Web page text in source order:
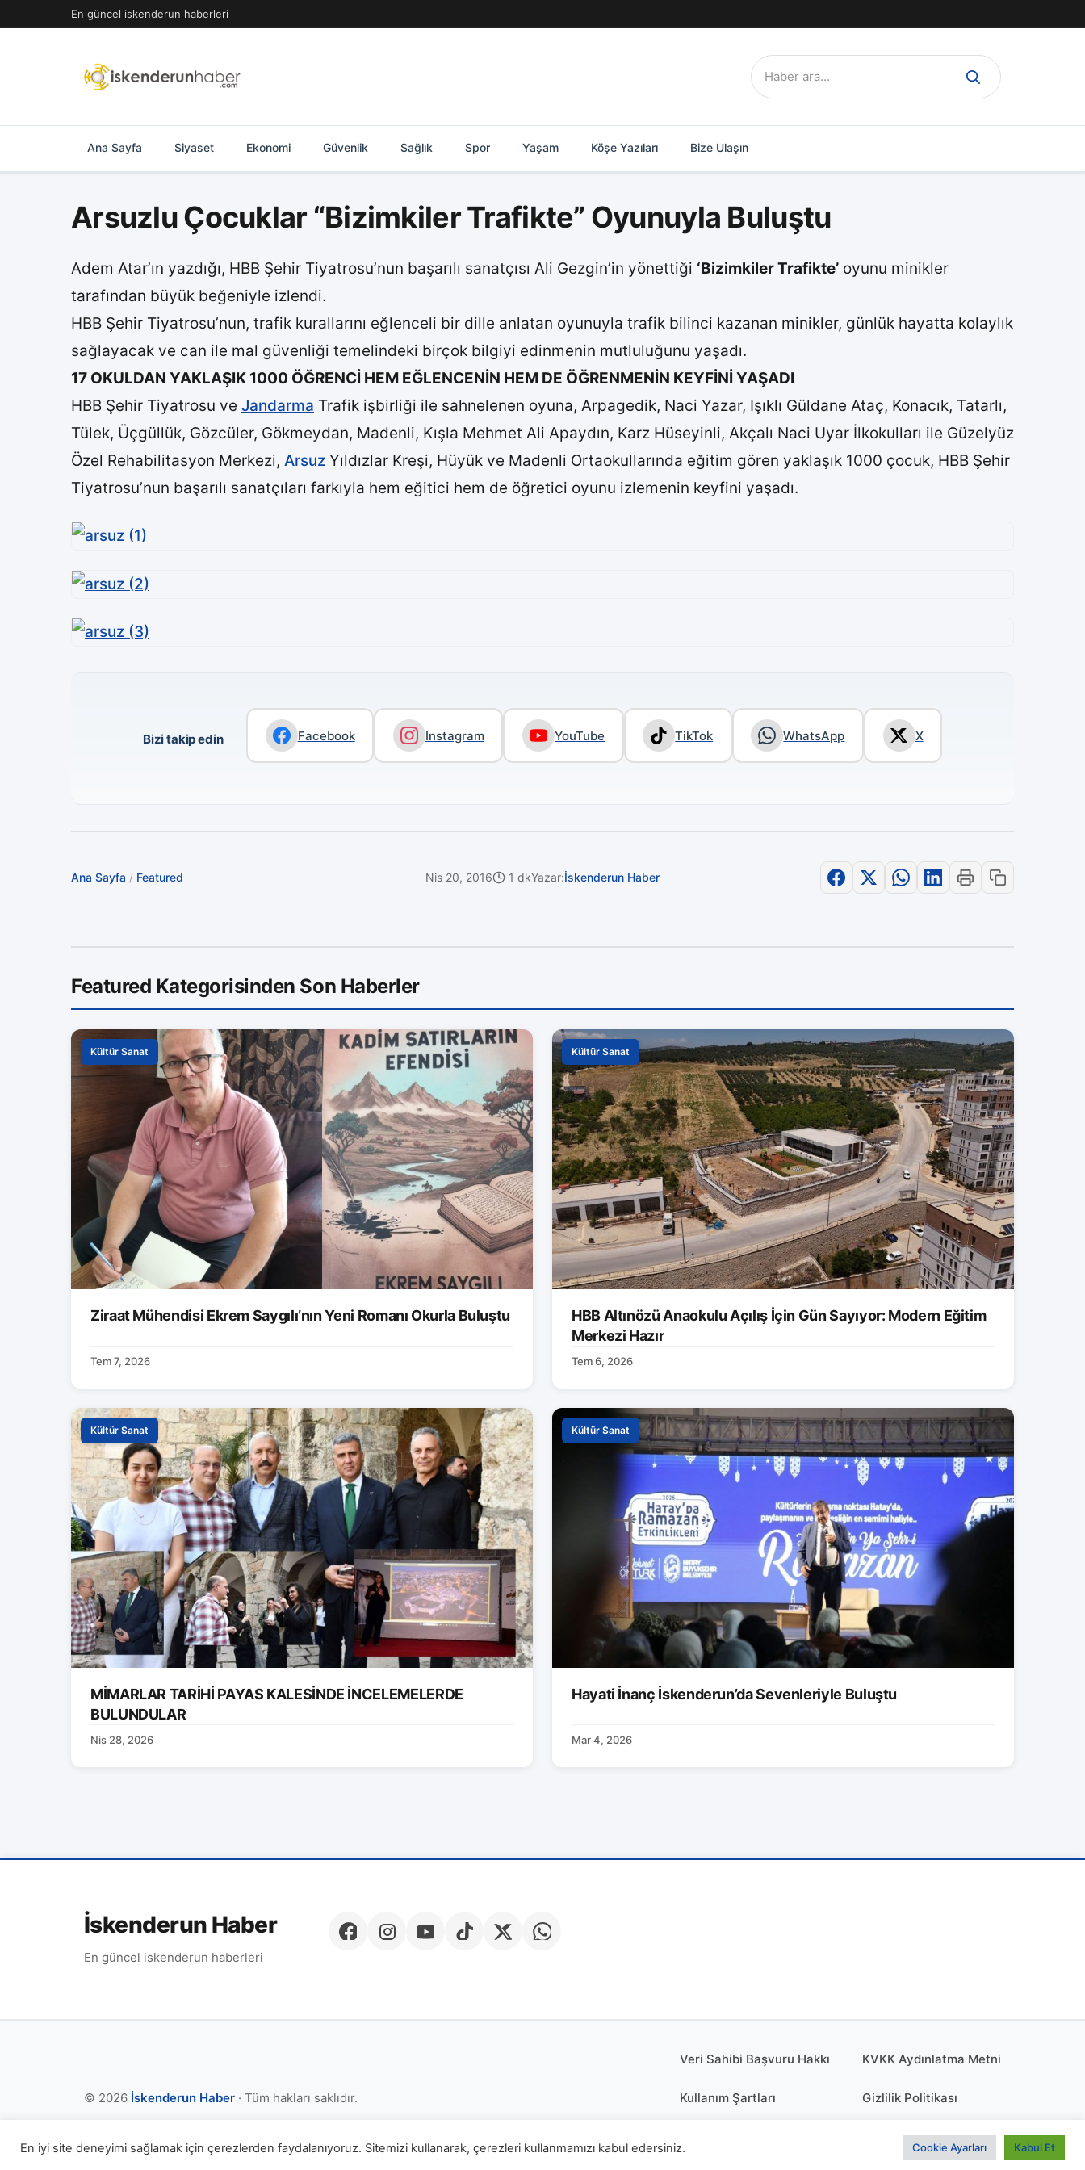
geç
En güncel iskenderun haberleri
Ara:
Ana Sayfa Siyaset Ekonomi Güvenlik Sağlık Spor Yaşam Köşe Yazıları Bize Ulaşın
Arsuzlu Çocuklar “Bizimkiler Trafikte” Oyunuyla Buluştu
Adem Atar’ın yazdığı, HBB Şehir Tiyatrosu’nun başarılı sanatçısı Ali Gezgin’in yönettiği ‘Bizimkiler Trafikte’ oyunu minikler
tarafından büyük beğeniyle izlendi.
HBB Şehir Tiyatrosu’nun, trafik kurallarını eğlenceli bir dille anlatan oyunuyla trafik bilinci kazanan minikler, günlük hayatta kolaylık
sağlayacak ve can ile mal güvenliği temelindeki birçok bilgiyi edinmenin mutluluğunu yaşadı.
17 OKULDAN YAKLAŞIK 1000 ÖĞRENCİ HEM EĞLENCENİN HEM DE ÖĞRENMENİN KEYFİNİ YAŞADI
HBB Şehir Tiyatrosu ve Jandarma Trafik işbirliği ile sahnelenen oyuna, Arpagedik, Naci Yazar, Işıklı Güldane Ataç, Konacık, Tatarlı,
Tülek, Üçgüllük, Gözcüler, Gökmeydan, Madenli, Kışla Mehmet Ali Apaydın, Karz Hüseyinli, Akçalı Naci Uyar İlkokulları ile Güzelyüz
Özel Rehabilitasyon Merkezi, Arsuz Yıldızlar Kreşi, Hüyük ve Madenli Ortaokullarında eğitim gören yaklaşık 1000 çocuk, HBB Şehir
Tiyatrosu’nun başarılı sanatçıları farkıyla hem eğitici hem de öğretici oyunu izlemenin keyfini yaşadı.
Bizi takip edin Facebook Instagram YouTube TikTok WhatsApp X
Ana Sayfa / Featured Nis 20, 2016 1 dkYazar:İskenderun Haber
Featured Kategorisinden Son Haberler
Kültür Sanat
Ziraat Mühendisi Ekrem Saygılı’nın Yeni Romanı Okurla Buluştu
Tem 7, 2026
Kültür Sanat
HBB Altınözü Anaokulu Açılış İçin Gün Sayıyor: Modern Eğitim
Merkezi Hazır
Tem 6, 2026
Kültür Sanat
MİMARLAR TARİHİ PAYAS KALESİNDE İNCELEMELERDE
BULUNDULAR
Nis 28, 2026
Kültür Sanat
Hayati İnanç İskenderun’da Sevenleriyle Buluştu
Mar 4, 2026
İskenderun Haber
En güncel iskenderun haberleri
© 2026 İskenderun Haber · Tüm hakları saklıdır.
Veri Sahibi Başvuru Hakkı KVKK Aydınlatma Metni
Kullanım Şartları Gizlilik Politikası
KÜNYE
En iyi site deneyimi sağlamak için çerezlerden faydalanıyoruz. Sitemizi kullanarak, çerezleri kullanmamızı kabul edersiniz. Cookie Ayarları Kabul Et